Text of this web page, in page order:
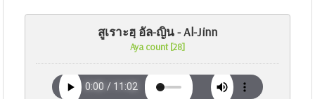
สูเราะฮฺ อัล-ญิน - Al-Jinn
Aya count [28]